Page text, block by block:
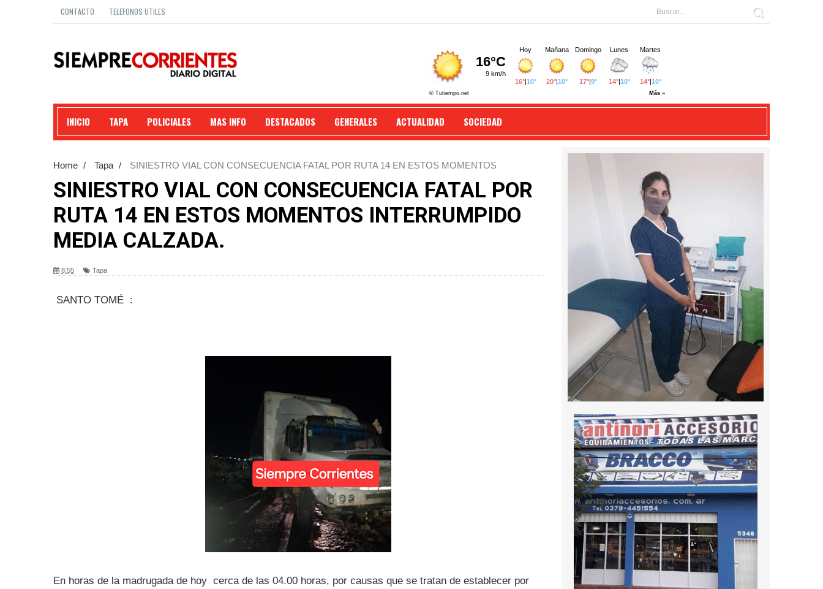
CONTACTO TELEFONOS UTILES
INICIO TAPA POLICIALES MAS INFO DESTACADOS GENERALES ACTUALIDAD SOCIEDAD
Home / Tapa /
SINIESTRO VIAL CON CONSECUENCIA FATAL POR RUTA 14 EN ESTOS MOMENTOS
SINIESTRO VIAL CON CONSECUENCIA FATAL POR
RUTA 14 EN ESTOS MOMENTOS INTERRUMPIDO
MEDIA CALZADA.
8:55 Tapa
SANTO TOMÉ :
En horas de la madrugada de hoy cerca de las 04.00 horas, por causas que se tratan de establecer por